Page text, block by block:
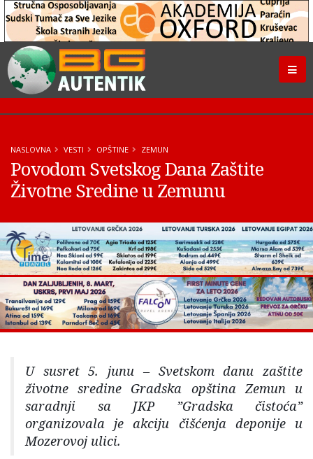
NASLOVNA VESTI OPŠTINE ZEMUN
Povodom Svetskog Dana Zaštite
Životne Sredine u Zemunu
U susret 5. junu – Svetskom danu zaštite
životne sredine Gradska opština Zemun u
saradnji sa JKP ”Gradska čistoća”
organizovala je akciju čišćenja deponije u
Mozerovoj ulici.